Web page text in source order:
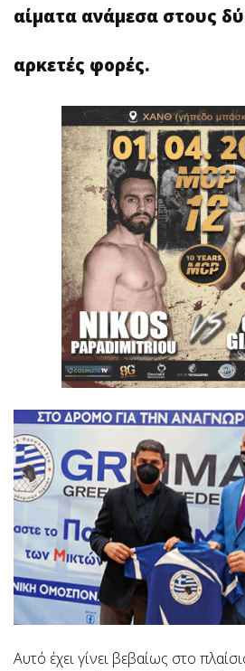
αίματα ανάμεσα στους
αρκετές φορές.
Αυτό έχει γίνει βεβαίως στο